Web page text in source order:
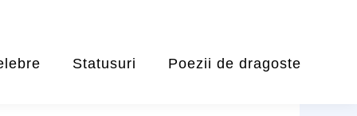
Statusuri Poezii de dragoste